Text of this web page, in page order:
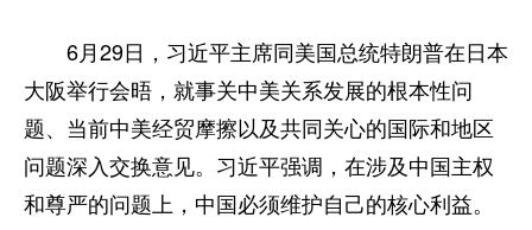
6月29日，习近平主席同美国总统特朗普在日本
大阪举行会晤，就事关中美关系发展的根本性问
题、当前中美经贸摩擦以及共同关心的国际和地区
问题深入交换意见。习近平强调，在涉及中国主权
和尊严的问题上，中国必须维护自己的核心利益。